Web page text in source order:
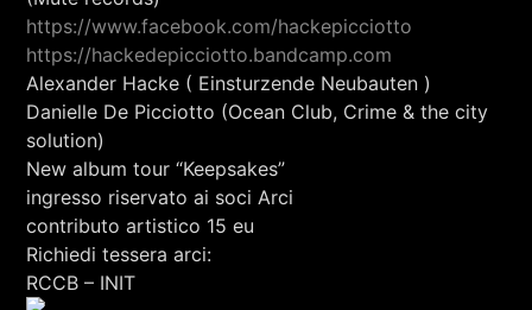
https://www.facebook.com/hackepicciotto
https://hackedepicciotto.bandcamp.com
Alexander Hacke ( Einsturzende Neubauten )
Danielle De Picciotto (Ocean Club, Crime & the city
solution)
New album tour “Keepsakes”
ingresso riservato ai soci Arci
contributo artistico 15 eu
Richiedi tessera arci:
RCCB – INIT